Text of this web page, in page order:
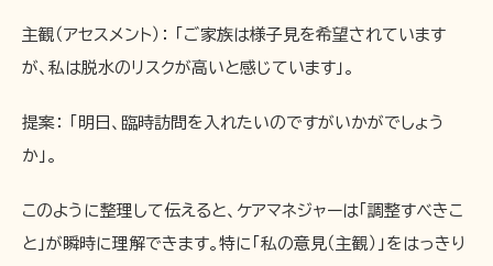
主観（アセスメント）： 「ご家族は様子見を希望されています
が、私は脱水のリスクが高いと感じています」。
提案： 「明日、臨時訪問を入れたいのですがいかがでしょう
か」。
このように整理して伝えると、ケアマネジャーは「調整すべきこ
と」が瞬時に理解できます。特に「私の意見（主観）」をはっきり